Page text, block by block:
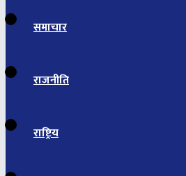
समाचार
राजनीति
राष्ट्रिय